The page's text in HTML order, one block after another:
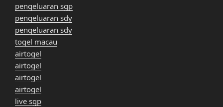
pengeluaran sgp
pengeluaran sdy
pengeluaran sdy
togel macau
airtogel
airtogel
airtogel
airtogel
live sgp